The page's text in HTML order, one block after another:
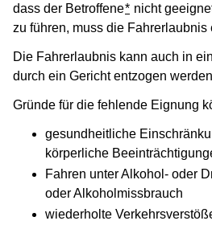
dass der Betroffene* nicht
zu führen, muss die Fahrerlaubnis
Die Fahrerlaubnis kann auch in
durch ein Gericht entzogen
Gründe für die fehlende Eignung
gesundheitliche
körperliche
Fahren unter Alkohol- oder
oder Alkoholmissbrauch
wiederholte